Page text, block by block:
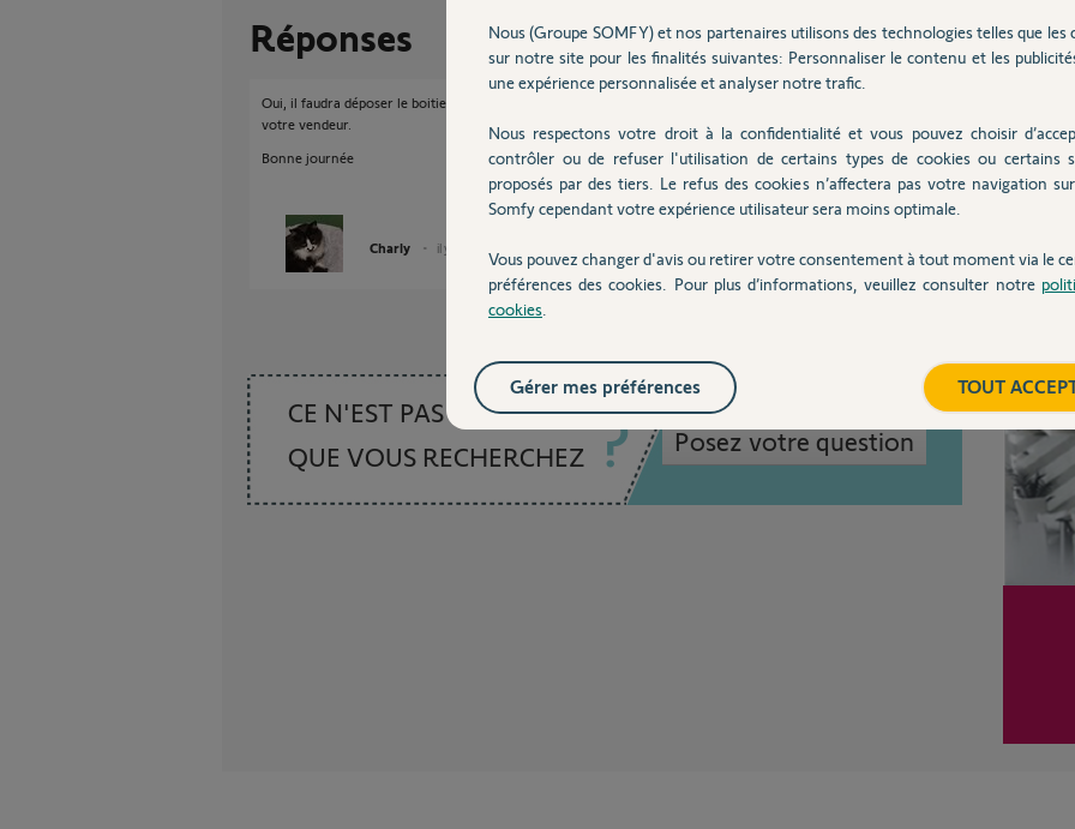
Réponses
Oui, il faudra déposer le boitier et faire valoir vos droits de recours garantie auprès de
votre vendeur.
Bonne journée
Charly il y a presque 2 ans
CE N'EST PAS CE
QUE VOUS RECHERCHEZ
Posez votre question
24 V
9réponses
Nous (Groupe SOMFY) et nos partenaires utilisons des technologies telles que les
sur notre site pour les finalités suivantes: Personnaliser le contenu et les
une expérience personnalisée et analyser notre trafic.
Nous respectons votre droit à la confidentialité et vous pouvez choisir
contrôler ou de refuser l'utilisation de certains types de cookies ou certains
proposés par des tiers. Le refus des cookies n’affectera pas votre navigation
Somfy cependant votre expérience utilisateur sera moins optimale.
Vous pouvez changer d'avis ou retirer votre consentement à tout moment via le
préférences des cookies. Pour plus d’informations, veuillez consulter notre
cookies
TOUT
Gérer mes préférences